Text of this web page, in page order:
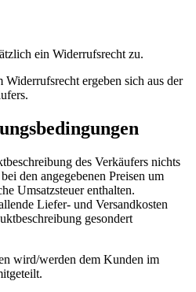
ein Widerrufsrecht zu.
ergeben sich aus der
des Verkäufers nichts
den angegebenen Preisen um
Umsatzsteuer enthalten.
Liefer- und Versandkosten
gesondert
wird/werden dem Kunden im